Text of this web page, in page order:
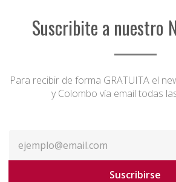
Suscribite a nuestro
Para recibir de forma GRATUITA el
y Colombo vía email todas
Suscribirse